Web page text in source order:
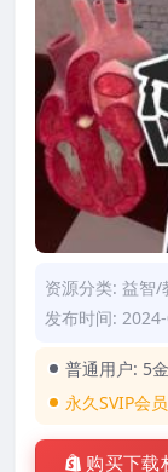
资源分类: 益智/
发布时间:
普通用户: 5
永久SVIP会
购买下载